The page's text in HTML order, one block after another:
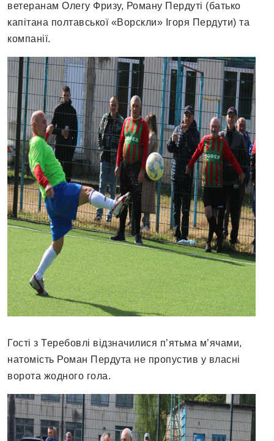
ветеранам Олегу Фризу, Роману Пердуті (батько
капітана полтавської «Ворскли» Ігоря Пердути) та
компанії.
Гості з Теребовлі відзначилися п’ятьма м’ячами,
натомість Роман Пердута не пропустив у власні
ворота жодного гола.